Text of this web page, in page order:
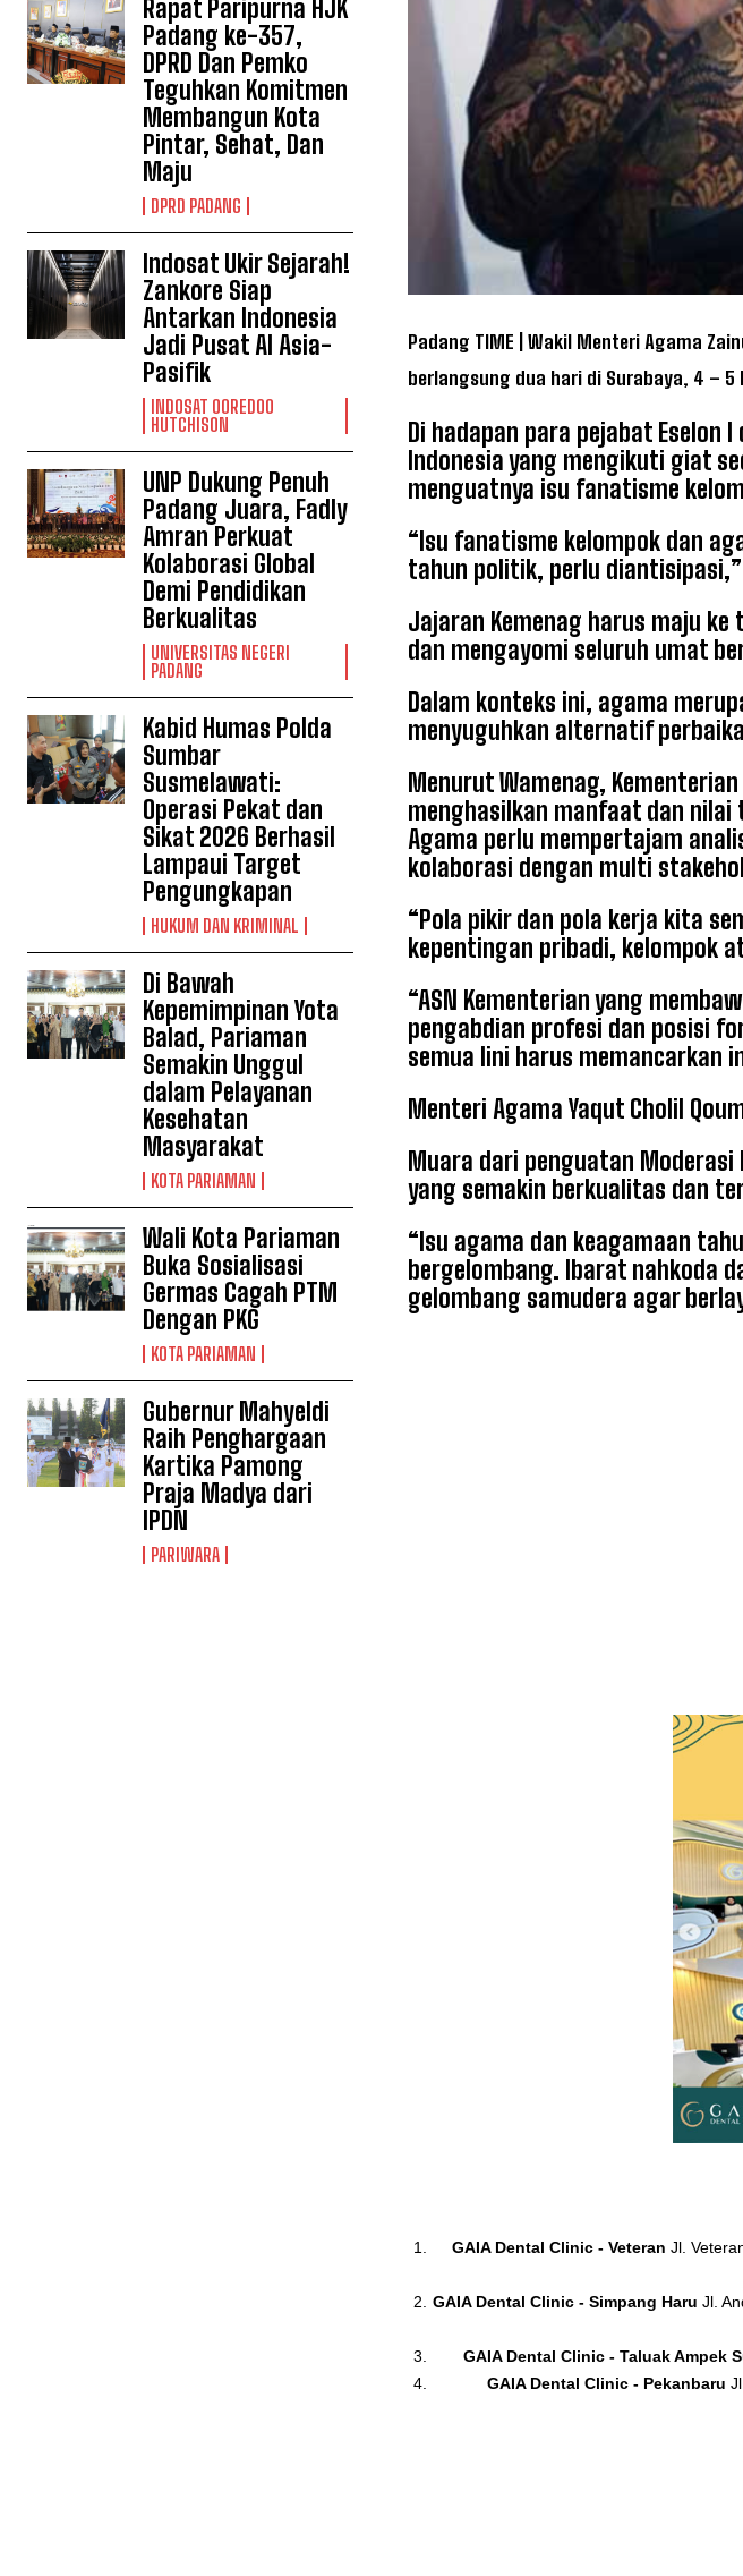
Rapat Paripurna HJK
Padang ke-357,
DPRD Dan Pemko
Teguhkan Komitmen
Membangun Kota
Pintar, Sehat, Dan
Maju
DPRD PADANG
Indosat Ukir Sejarah!
Zankore Siap
Antarkan Indonesia
Jadi Pusat AI Asia-
Pasifik
INDOSAT OOREDOO
HUTCHISON
UNP Dukung Penuh
Padang Juara, Fadly
Amran Perkuat
Kolaborasi Global
Demi Pendidikan
Berkualitas
UNIVERSITAS NEGERI
PADANG
Kabid Humas Polda
Sumbar
Susmelawati:
Operasi Pekat dan
Sikat 2026 Berhasil
Lampaui Target
Pengungkapan
HUKUM DAN KRIMINAL
Di Bawah
Kepemimpinan Yota
Balad, Pariaman
Semakin Unggul
dalam Pelayanan
Kesehatan
Masyarakat
KOTA PARIAMAN
Wali Kota Pariaman
Buka Sosialisasi
Germas Cagah PTM
Dengan PKG
KOTA PARIAMAN
Gubernur Mahyeldi
Raih Penghargaan
Kartika Pamong
Praja Madya dari
IPDN
PARIWARA
Padang TIME | Wakil Menteri Agama
berlangsung dua hari di Surabaya, 4 – 5
Di hadapan para pejabat Eselon
Indonesia yang mengikuti giat
menguatnya isu fanatisme
“Isu fanatisme kelompok dan
tahun politik, perlu
Jajaran Kemenag harus maju
dan mengayomi seluruh umat
Dalam konteks ini, agama
menyuguhkan alternatif
Menurut Wamenag,
menghasilkan manfaat dan nilai
Agama perlu mempertajam
kolaborasi dengan multi
“Pola pikir dan pola kerja kita
kepentingan pribadi, kelompok
“ASN Kementerian yang
pengabdian profesi dan posisi
semua lini harus
Menteri Agama Yaqut Cholil
Muara dari penguatan
yang semakin berkualitas dan
“Isu agama dan keagamaan
bergelombang. Ibarat nahkoda
gelombang samudera agar
GAIA Dental Clinic - Veteran Jl.
GAIA Dental Clinic - Simpang Haru Jl.
GAIA Dental Clinic - Taluak Ampek
GAIA Dental Clinic - Pekanbaru